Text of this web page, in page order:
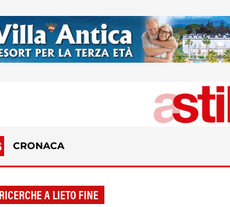
CRONACA
RICERCHE A LIETO FINE